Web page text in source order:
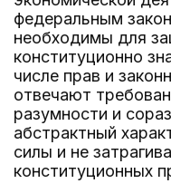
федеральным
необходимы для
конституционно
числе прав и
отвечают
разумности и
абстрактный
силы и не
конституционных